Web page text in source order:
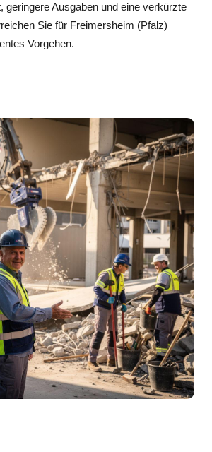
geringere Ausgaben und eine verkürzte
Sie für Freimersheim (Pfalz)
Vorgehen.